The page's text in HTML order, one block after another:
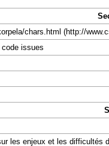
chars.html
issues
les enjeux et les difficultés